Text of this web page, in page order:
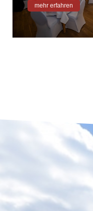
mehr erfahren